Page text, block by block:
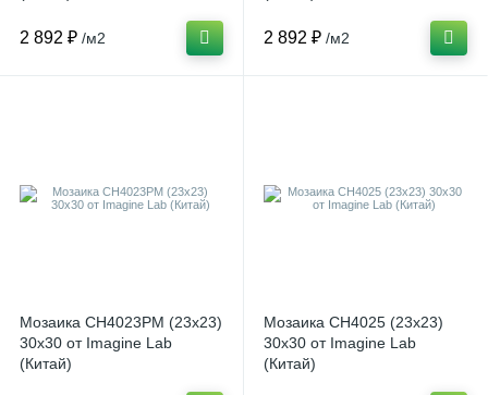
2 892 ₽ /м2 2 892 ₽ /м2
Мозаика CH4023РМ (23x23)
30x30 от Imagine Lab
(Китай)
Мозаика CH4025 (23x23)
30x30 от Imagine Lab
(Китай)